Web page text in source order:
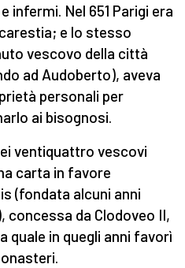
infermi. Nel 651 Parigi era
e lo stesso
vescovo della città
ad Audoberto), aveva
personali per
ai bisognosi.
ventiquattro vescovi
carta in favore
(fondata alcuni anni
da Clodoveo II,
quale in quegli anni favorì